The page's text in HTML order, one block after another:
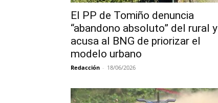
El PP de Tomiño denuncia
“abandono absoluto” del rural y
acusa al BNG de priorizar el
modelo urbano
Redacción - 18/06/2026